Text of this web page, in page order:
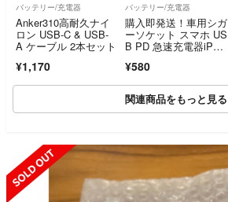
バッテリー/充電器
Anker310高耐久ナイ
ロン USB-C & USB-
A ケーブル 2本セット
¥1,170
バッテリー/充電器
購入即発送！車用シガ
ーソケット スマホ US
B PD 急速充電器iPho
ォン08051
¥580
関連商品をもっと見る
SOLD OUT